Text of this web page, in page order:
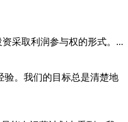
采取利润参与权的形式。...
验。我们的目标总是清楚地